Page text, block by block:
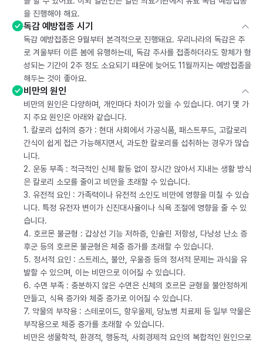
을 진행해야 해요.
독감 예방접종 시기
독감 예방접종은 9월부터 본격적으로 진행돼요. 우리나라의 독감은 주
로 겨울부터 이른 봄에 유행하는데, 독감 주사를 접종하더라도 항체가 형
성되는 기간이 2주 정도 소요되기 때문에 늦어도 11월까지는 예방접종을
해두는 것이 좋아요.
비만의 원인
비만의 원인은 다양하며, 개인마다 차이가 있을 수 있습니다. 여기 몇 가
지 주요 원인은 아래와 같습니다.
1. 칼로리 섭취의 증가 : 현대 사회에서 가공식품, 패스트푸드, 고칼로리
간식이 쉽게 접근 가능해지면서, 과도한 칼로리를 섭취하는 경우가 많습
니다.
2. 운동 부족 : 적극적인 신체 활동 없이 장시간 앉아서 지내는 생활 방식
은 칼로리 소모를 줄이고 비만을 초래할 수 있습니다.
3. 유전적 요인 : 가족력이나 유전적 소인도 비만에 영향을 미칠 수 있습
니다. 특정 유전자 변이가 신진대사율이나 식욕 조절에 영향을 줄 수 있
습니다.
4. 호르몬 불균형 : 갑상선 기능 저하증, 인슐린 저항성, 다낭성 난소 증
후군 등의 호르몬 불균형은 체중 증가를 초래할 수 있습니다.
5. 정서적 요인 : 스트레스, 불안, 우울증 등의 정서적 문제는 과식을 유
발할 수 있으며, 이는 비만으로 이어질 수 있습니다.
6. 수면 부족 : 충분하지 않은 수면은 신체의 호르몬 균형을 불안정하게
만들고, 식욕 증가와 체중 증가로 이어질 수 있습니다.
7. 약물의 부작용 : 스테로이드, 항우울제, 당뇨병 치료제 등 일부 약물은
부작용으로 체중 증가를 초래할 수 있습니다.
비만은 생물학적, 환경적, 행동적, 사회경제적 요인의 복합적인 원인으로